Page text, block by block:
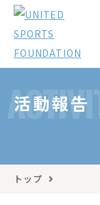
ACTIVITY
活動報告
トップ